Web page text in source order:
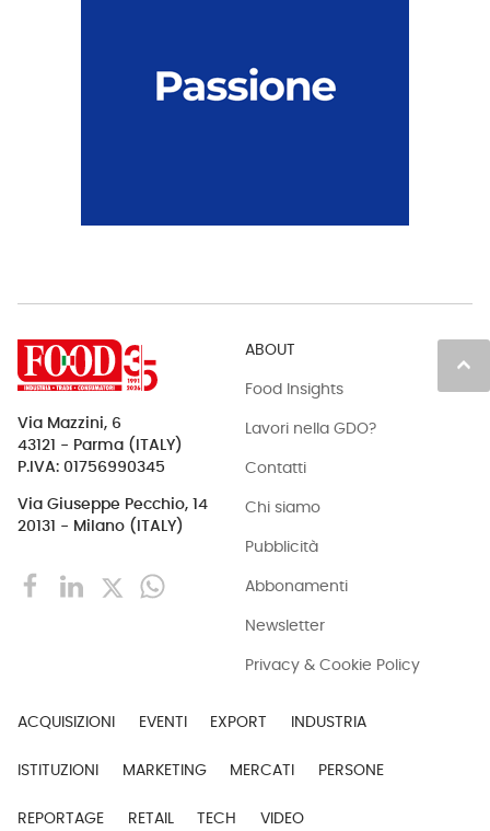
keyboard_arrow_up
Via Mazzini, 6
43121 - Parma (ITALY)
P.IVA: 01756990345
Via Giuseppe Pecchio, 14
20131 - Milano (ITALY)
ABOUT
Food Insights
Lavori nella GDO?
Contatti
Chi siamo
Pubblicità
Abbonamenti
Newsletter
Privacy & Cookie Policy
ACQUISIZIONI EVENTI EXPORT INDUSTRIA
ISTITUZIONI MARKETING MERCATI PERSONE
REPORTAGE RETAIL TECH VIDEO